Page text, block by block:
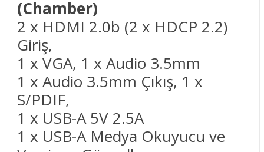
(Chamber)
2 x HDMI 2.0b (2 x HDCP 2.2)
Giriş,
1 x VGA, 1 x Audio 3.5mm
1 x Audio 3.5mm Çıkış, 1 x
S/PDIF,
1 x USB-A 5V 2.5A
1 x USB-A Medya Okuyucu ve